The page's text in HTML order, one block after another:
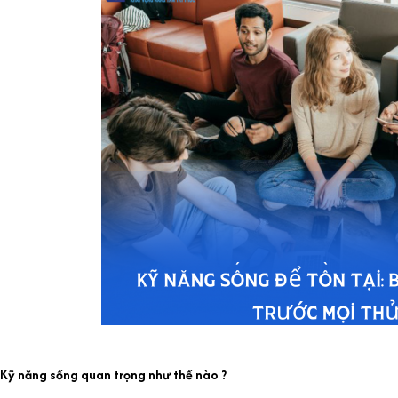
Kỹ năng sống quan trọng như thế nào ?